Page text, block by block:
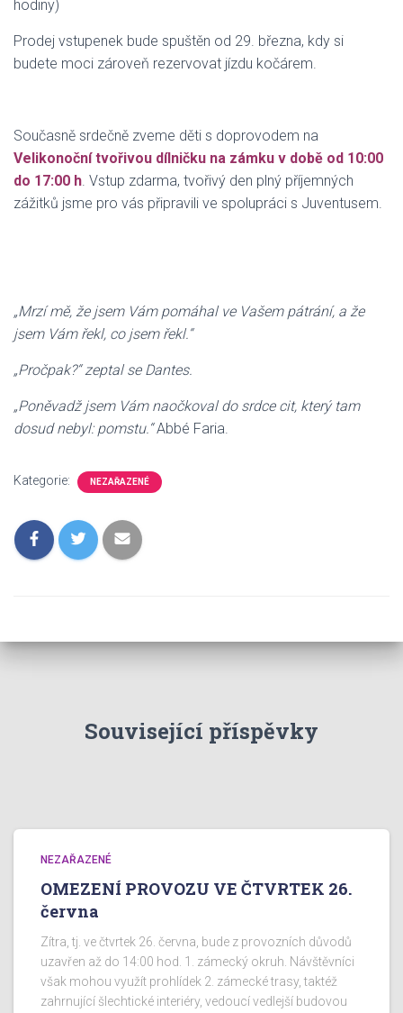
hodiny)
Prodej vstupenek bude spuštěn od 29. března, kdy si
budete moci zároveň rezervovat jízdu kočárem.
Současně srdečně zveme děti s doprovodem na
Velikonoční tvořivou dílničku na zámku v době od 10:00
do 17:00 h. Vstup zdarma, tvořivý den plný příjemných
zážitků jsme pro vás připravili ve spolupráci s Juventusem.
„Mrzí mě, že jsem Vám pomáhal ve Vašem pátrání, a že
jsem Vám řekl, co jsem řekl.“
„Pročpak?“ zeptal se Dantes.
„Poněvadž jsem Vám naočkoval do srdce cit, který tam
dosud nebyl: pomstu.“Abbé Faria.
Kategorie: NEZAŘAZENÉ
Související příspěvky
NEZAŘAZENÉ
OMEZENÍ PROVOZU VE ČTVRTEK 26.
června
Zítra, tj. ve čtvrtek 26. června, bude z provozních důvodů
uzavřen až do 14:00 hod. 1. zámecký okruh. Návštěvníci
však mohou využít prohlídek 2. zámecké trasy, taktéž
zahrnující šlechtické interiéry, vedoucí vedlejší budovou